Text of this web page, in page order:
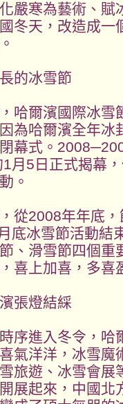
嚴寒為藝術、賦
冬天，改造成一
的冰雪節
哈爾濱國際冰雪
為哈爾濱全年冰
幕式。
月5日正式揭幕
。
從2008年年底
底冰雪節活動結
、滑雪節四個重
喜上加喜，多喜
張燈結綵
序進入冬令，哈
氣洋洋，冰雪魔
旅遊、冰雪會展
展起來，中國北